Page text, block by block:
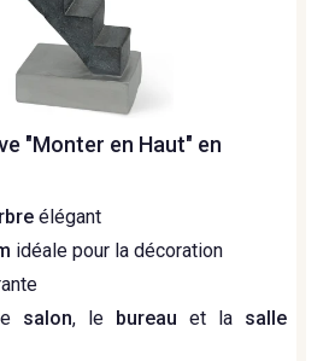
"Monter en Haut" en
élégant
idéale pour la décoration
salon, le bureau et la salle